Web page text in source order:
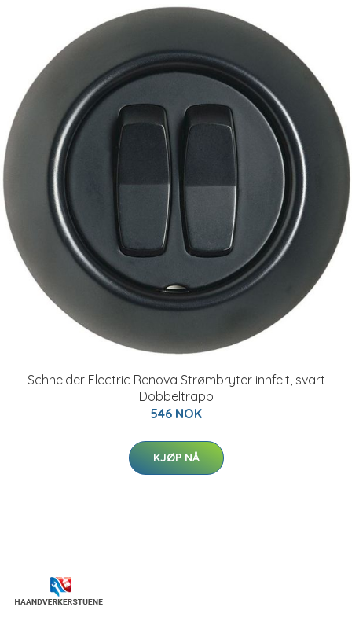
Schneider Electric Renova Strømbryter innfelt, svart
Dobbeltrapp
546 NOK
KJØP NÅ